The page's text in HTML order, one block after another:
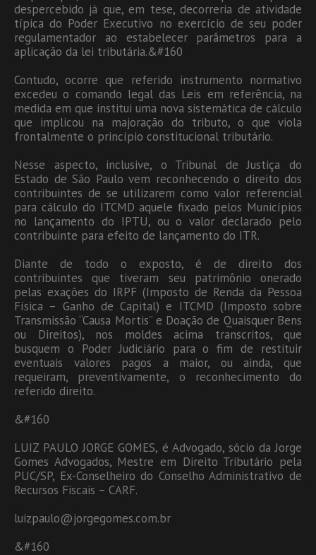
despercebido já que, em tese, decorreria de atividade
típica do Poder Executivo no exercício de seu poder
regulamentador ao estabelecer parâmetros para a
aplicação da lei tributária.&#160
Contudo, ocorre que referido instrumento normativo
excedeu o comando legal das Leis em referência, na
medida em que institui uma nova sistemática de cálculo
que implicou na majoração do tributo, o que viola
frontalmente o princípio constitucional tributário.
Nesse aspecto, inclusive, o Tribunal de Justiça do
Estado de São Paulo vem reconhecendo o direito dos
contribuintes de se utilizarem como valor referencial
para cálculo do ITCMD aquele fixado pelos Municípios
no lançamento do IPTU, ou o valor declarado pelo
contribuinte para efeito de lançamento do ITR.
Diante de todo o exposto, é de direito dos
contribuintes que tiveram seu patrimônio onerado
pelas exações do IRPF (Imposto de Renda da Pessoa
Física – Ganho de Capital) e ITCMD (Imposto sobre
Transmissão “Causa Mortis” e Doação de Quaisquer Bens
ou Direitos), nos moldes acima transcritos, que
busquem o Poder Judiciário para o fim de restituir
eventuais valores pagos a maior, ou ainda, que
requeiram, preventivamente, o reconhecimento do
referido direito.
&#160
LUIZ PAULO JORGE GOMES, é Advogado, sócio da Jorge
Gomes Advogados, Mestre em Direito Tributário pela
PUC/SP, Ex-Conselheiro do Conselho Administrativo de
Recursos Fiscais – CARF.
luizpaulo@jorgegomes.com.br
&#160